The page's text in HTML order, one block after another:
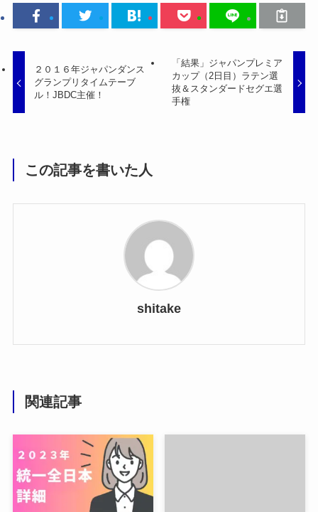
２０１６年ジャパンダンス
グランプリタイムテーブ
ル！JBDC主催！
「結果」ジャパンプレミア
カップ（2日目）ラテン選
抜＆スタンダードセグエ選
手権
この記事を書いた人
shitake
関連記事